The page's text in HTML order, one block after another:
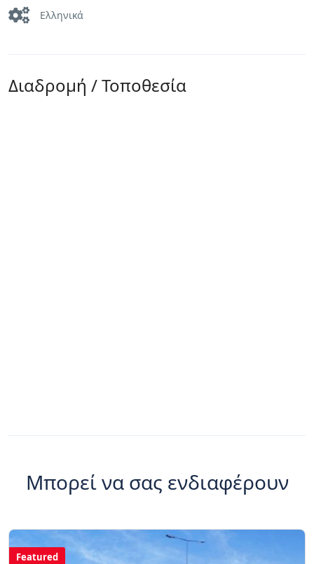
Ελληνικά
Διαδρομή / Τοποθεσία
Μπορεί να σας ενδιαφέρουν
Featured